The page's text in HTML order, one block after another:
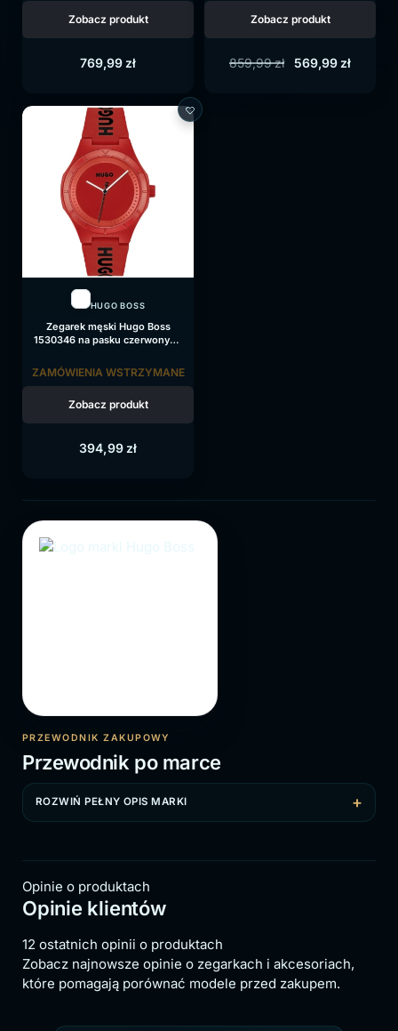
769,99 zł
Zobacz produkt
859,99zł 569,99 zł
Zobacz produkt
HUGO BOSS
Zegarek męski Hugo Boss
1530346 na pasku czerwonym,
394,99 zł
ZAMÓWIENIA WSTRZYMANE
Zobacz produkt
PRZEWODNIK ZAKUPOWY
Przewodnik po marce
ROZWIŃ PEŁNY OPIS MARKI
Opinie o produktach
Opinie klientów
12 ostatnich opinii o produktach
Zobacz najnowsze opinie o zegarkach i akcesoriach,
które pomagają porównać modele przed zakupem.